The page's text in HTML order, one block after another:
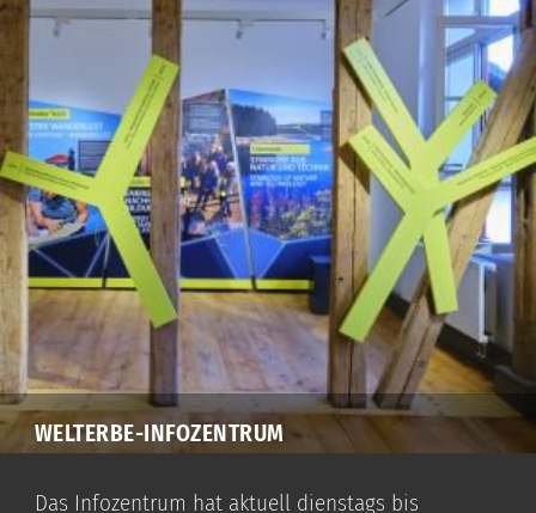
WELTERBE-INFOZENTRUM
Das Infozentrum hat aktuell dienstags bis